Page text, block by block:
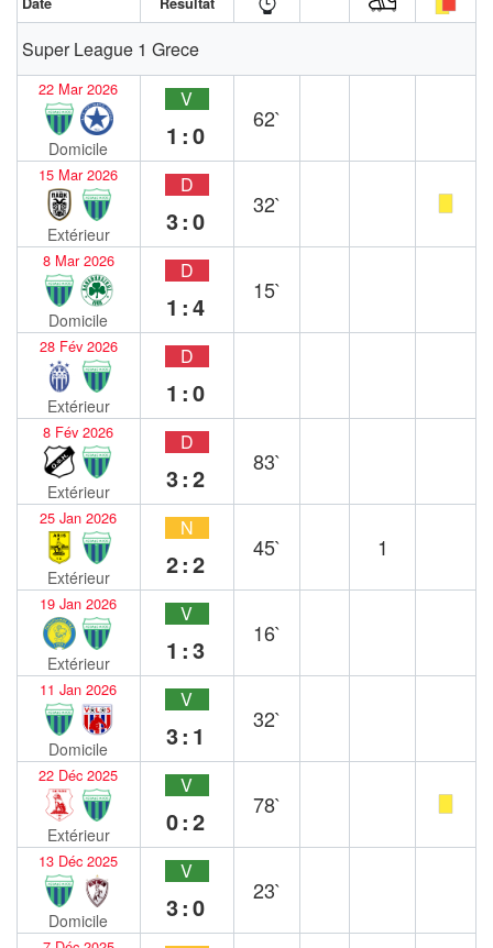
Super League 1 Grece
22 Mar 2026
Domicile
V
1:0
62`
15 Mar 2026
Extérieur
D
3:0
32`
8 Mar 2026
Domicile
D
1:4
15`
28 Fév 2026
Extérieur
D
1:0
8 Fév 2026
Extérieur
D
3:2
83`
25 Jan 2026
Extérieur
N
2:2
45` 1
19 Jan 2026
Extérieur
V
1:3
16`
11 Jan 2026
Domicile
V
3:1
32`
22 Déc 2025
Extérieur
V
0:2
78`
13 Déc 2025
Domicile
V
3:0
23`